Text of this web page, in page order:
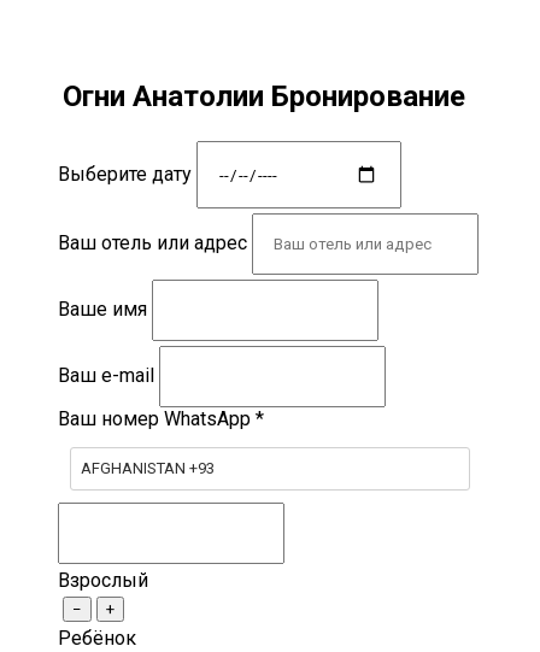
Огни Анатолии Бронирование
Выберите дату
Ваш отель или адрес
Ваше имя
Ваш e-mail
Ваш номер WhatsApp *
AFGHANISTAN +93
Взрослый
− +
Ребёнок